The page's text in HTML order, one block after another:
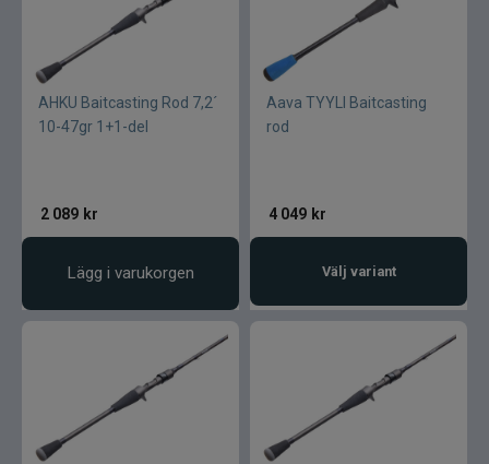
AHKU Baitcasting Rod 7,2´
10-47gr 1+1-del
2 089 kr
Lägg i varukorgen
Aava TYYLI Baitcasting
rod
4 049 kr
Välj variant